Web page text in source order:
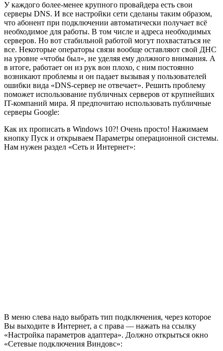
У каждого более-менее крупного провайдера есть свои
серверы DNS. И все настройки сети сделаны таким образом,
что абонент при подключении автоматически получает всё
необходимое для работы. В том числе и адреса необходимых
серверов. Но вот стабильной работой могут похвастаться не
все. Некоторые операторы связи вообще оставляют свой ДНС
на уровне «чтобы был», не уделяя ему должного внимания. А
в итоге, работает он из рук вон плохо, с ним постоянно
возникают проблемы и он падает вызывая у пользователей
ошибки вида «DNS-сервер не отвечает». Решить проблему
поможет использование публичных серверов от крупнейших
IT-компаний мира. Я предпочитаю использовать публичные
серверы Google:
Как их прописать в Windows 10?! Очень просто! Нажимаем
кнопку Пуск и открываем Параметры операционной системы.
Нам нужен раздел «Сеть и Интернет»:
В меню слева надо выбрать тип подключения, через которое
Вы выходите в Интернет, а с права — нажать на ссылку
«Настройка параметров адаптера». Должно открыться окно
«Сетевые подключения Виндовс»: